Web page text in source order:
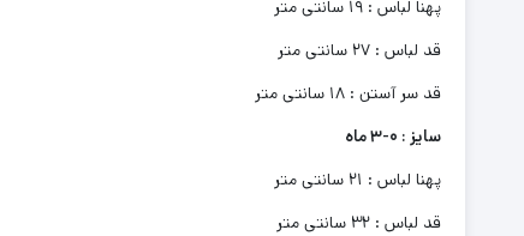
پهنا لباس : 19 سانتی متر
قد لباس : 27 سانتی متر
قد سر آستن : 18 سانتی متر
سایز : 0-3 ماه
پهنا لباس : 21 سانتی متر
قد لباس : 32 سانتی متر